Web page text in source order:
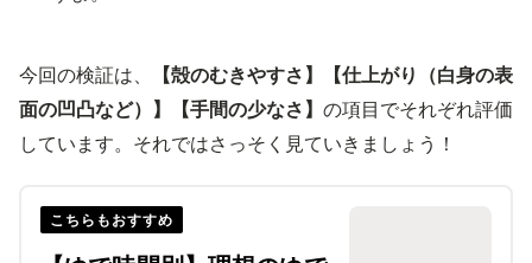
今回の検証は、
【殻のむきやすさ】【仕上がり（白身の表
面の凹凸など）】【手間の少なさ】 の項目でそれぞれ評価
しています。それではさっそく見ていきましょう！
こちらもおすすめ